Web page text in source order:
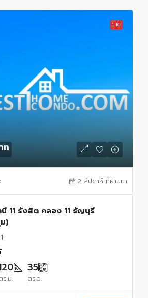
ขาย
ท
2 สัปดาห์ ที่ผ่านมา
นี 11 รังสิต คลอง 11 ธัญบุรี
)
ร.ม.
35
ตร.ว.